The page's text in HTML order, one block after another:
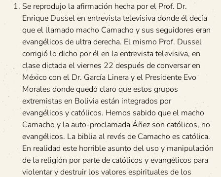
Se reprodujo la afirmación hecha por el Prof. Dr.
Enrique Dussel en entrevista televisiva donde él decía
que el llamado macho Camacho y sus seguidores eran
evangélicos de ultra derecha. El mismo Prof. Dussel
corrigió lo dicho por él en la entrevista televisiva, en
clase dictada el viernes 22 después de conversar en
México con el Dr. García Linera y el Presidente Evo
Morales donde quedó claro que estos grupos
extremistas en Bolivia están integrados por
evangélicos y católicos. Hemos sabido que el macho
Camacho y la auto-proclamada Áñez son católicos, no
evangélicos. La biblia al revés de Camacho es católica.
En realidad este horrible asunto del uso y manipulación
de la religión por parte de católicos y evangélicos para
violentar y destruir los valores espirituales de los